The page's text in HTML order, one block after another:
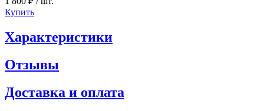
Купить
Характеристики
Отзывы
Доставка и оплата